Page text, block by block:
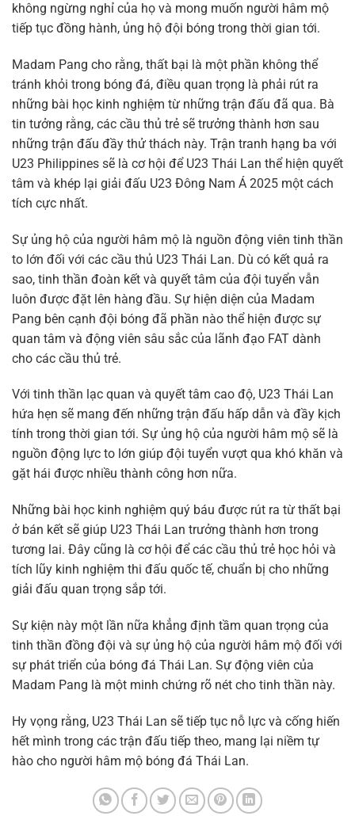
không ngừng nghỉ của họ và mong muốn người hâm mộ
tiếp tục đồng hành, ủng hộ đội bóng trong thời gian tới.
Madam Pang cho rằng, thất bại là một phần không thể
tránh khỏi trong bóng đá, điều quan trọng là phải rút ra
những bài học kinh nghiệm từ những trận đấu đã qua. Bà
tin tưởng rằng, các cầu thủ trẻ sẽ trưởng thành hơn sau
những trận đấu đầy thử thách này. Trận tranh hạng ba với
U23 Philippines sẽ là cơ hội để U23 Thái Lan thể hiện quyết
tâm và khép lại giải đấu U23 Đông Nam Á 2025 một cách
tích cực nhất.
Sự ủng hộ của người hâm mộ là nguồn động viên tinh thần
to lớn đối với các cầu thủ U23 Thái Lan. Dù có kết quả ra
sao, tinh thần đoàn kết và quyết tâm của đội tuyển vẫn
luôn được đặt lên hàng đầu. Sự hiện diện của Madam
Pang bên cạnh đội bóng đã phần nào thể hiện được sự
quan tâm và động viên sâu sắc của lãnh đạo FAT dành
cho các cầu thủ trẻ.
Với tinh thần lạc quan và quyết tâm cao độ, U23 Thái Lan
hứa hẹn sẽ mang đến những trận đấu hấp dẫn và đầy kịch
tính trong thời gian tới. Sự ủng hộ của người hâm mộ sẽ là
nguồn động lực to lớn giúp đội tuyển vượt qua khó khăn và
gặt hái được nhiều thành công hơn nữa.
Những bài học kinh nghiệm quý báu được rút ra từ thất bại
ở bán kết sẽ giúp U23 Thái Lan trưởng thành hơn trong
tương lai. Đây cũng là cơ hội để các cầu thủ trẻ học hỏi và
tích lũy kinh nghiệm thi đấu quốc tế, chuẩn bị cho những
giải đấu quan trọng sắp tới.
Sự kiện này một lần nữa khẳng định tầm quan trọng của
tinh thần đồng đội và sự ủng hộ của người hâm mộ đối với
sự phát triển của bóng đá Thái Lan. Sự động viên của
Madam Pang là một minh chứng rõ nét cho tinh thần này.
Hy vọng rằng, U23 Thái Lan sẽ tiếp tục nỗ lực và cống hiến
hết mình trong các trận đấu tiếp theo, mang lại niềm tự
hào cho người hâm mộ bóng đá Thái Lan.